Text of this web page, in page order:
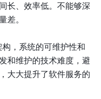
长、效率低。不能够深
差。
，系统的可维护性和
和维护的技术难度，避
大大提升了软件服务的